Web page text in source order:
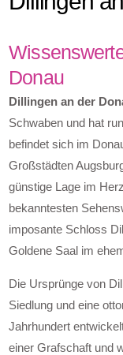
Donau
Dillingen an der
Schwaben und hat
befindet sich im
Großstädten
günstige Lage im
bekanntesten
imposante Schloss
Goldene Saal im
Die Ursprünge von
Siedlung und eine
Jahrhundert
einer Grafschaft und